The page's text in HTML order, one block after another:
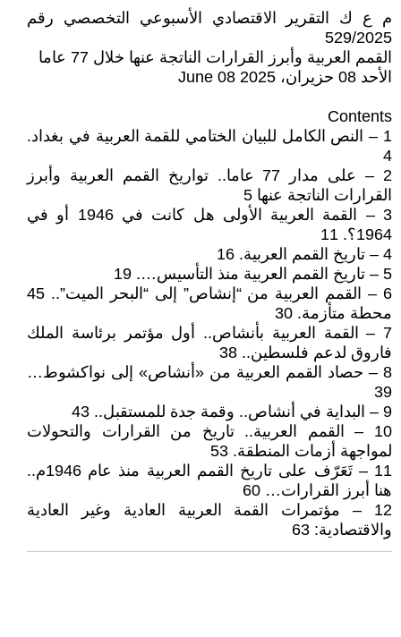
م ع ك التقرير الاقتصادي الأسبوعي التخصصي رقم
529/2025
القمم العربية وأبرز القرارات الناتجة عنها خلال 77 عاما
الأحد 08 حزيران، 2025 08 June
Contents
1 – النص الكامل للبيان الختامي للقمة العربية في بغداد.
4
2 – على مدار 77 عاما.. تواريخ القمم العربية وأبرز
القرارات الناتجة عنها 5
3 – القمة العربية الأولى هل كانت في 1946 أو في
1964؟. 11
4 – تاريخ القمم العربية. 16
5 – تاريخ القمم العربية منذ التأسيس…. 19
6 – القمم العربية من “إنشاص” إلى “البحر الميت”.. 45
محطة متأزمة. 30
7 – القمة العربية بأنشاص.. أول مؤتمر برئاسة الملك
فاروق لدعم فلسطين.. 38
8 – حصاد القمم العربية من «أنشاص» إلى نواكشوط…
39
9 – البداية في أنشاص.. وقمة جدة للمستقبل.. 43
10 – القمم العربية.. تاريخ من القرارات والتحولات
لمواجهة أزمات المنطقة. 53
11 – تَعَرّف على تاريخ القمم العربية منذ عام 1946م..
هنا أبرز القرارات… 60
12 – مؤتمرات القمة العربية العادية وغير العادية
والاقتصادية: 63